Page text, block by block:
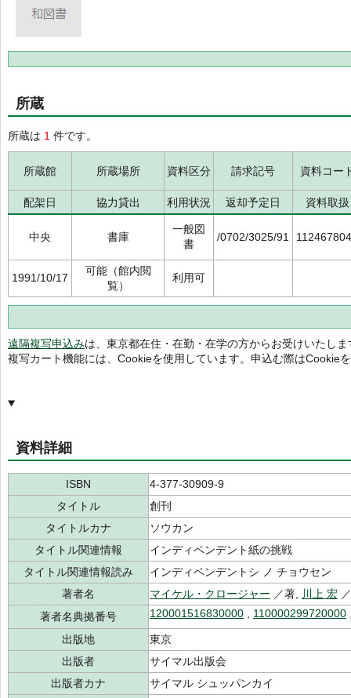
所蔵
所蔵は 1 件です。
所蔵館 所蔵場所 資料区分 請求記号 資料コー
配架日 協力貸出 利用状況 返却予定日 資料取扱
中央 書庫
一般図
書
/0702/3025/91
1991/10/17
可能（館内閲
覧）
利用可
遠隔複写申込みは、東京都在住・在勤・在学の方からお受けいたしま
複写カート機能には、Cookieを使用しています。申込む際はCookie
資料詳細
ISBN
4-377-30909-9
タイトル
創刊
タイトルカナ
ソウカン
タイトル関連情報
インディペンデント紙の挑戦
タイトル関連情報読み
インディペンデントシ ノ チョウセン
著者名
マイケル・クロージャー ／著, 川上 宏
著者名典拠番号
120001516830000 110000299720000
出版地
東京
出版者
サイマル出版会
出版者カナ
サイマル シュッパンカイ